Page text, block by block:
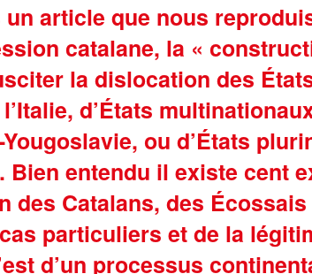
un article que nous
catalane, la «
la dislocation des
d’États
ou d’États
Bien entendu il existe cent
des Catalans, des
particuliers et de la
d’un processus